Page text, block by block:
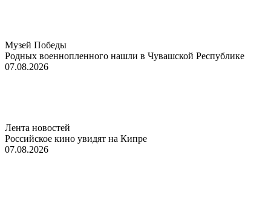
Музей Победы
Родных военнопленного нашли в Чувашской Республике
07.08.2026
Лента новостей
Российское кино увидят на Кипре
07.08.2026